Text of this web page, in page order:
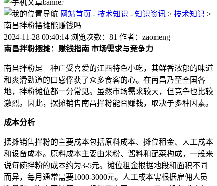
网站首页 - 技术知识 - 知识资讯 > 技术知识 >
南昌拌粉摆摊能赚钱吗
2024-11-28 00:40:14 浏览次数：81 作者：zaomeng
南昌拌粉摆摊：赚钱指南 市场需求与竞争力
南昌拌粉是一种广受喜爱的江西特色小吃，其鲜香浓郁的味道
和爽滑劲道的口感俘获了众多食客的心。在南昌乃至全国各
地，拌粉摊位都十分常见。虽然市场需求较大，但竞争也比较
激烈。因此，摆摊销售南昌拌粉能否赚钱，取决于多种因素。
成本分析
摆摊销售拌粉的主要成本包括原料成本、摊位租金、人工成本
和设备成本。原料成本主要由米粉、酱料和配菜构成，一般来
说每碗拌粉的成本约为3-5元。摊位租金根据地段和面积不同
而异，每月通常需要1000-3000元。人工成本需根据雇佣人员